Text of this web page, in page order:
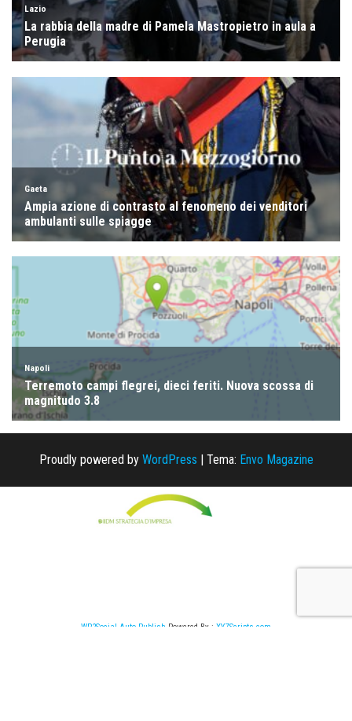
Proudly powered by WordPress | Tema: Envo Magazine
WP2Social Auto Publish Powered By : XYZScripts.com